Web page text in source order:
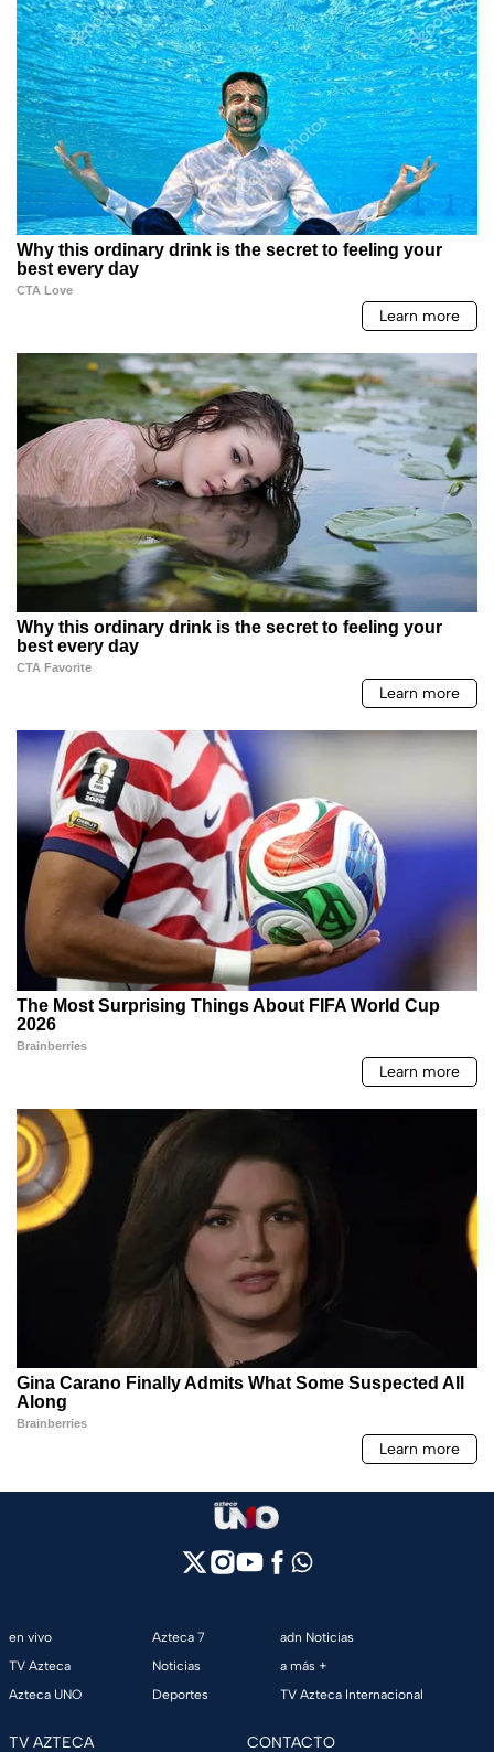
en vivo
TV Azteca
Azteca UNO
Azteca 7
Noticias
Deportes
adn Noticias
a más +
TV Azteca Internacional
TV AZTECA CONTACTO